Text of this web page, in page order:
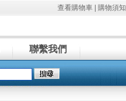
查看購物車 購物須知
聯繫我們